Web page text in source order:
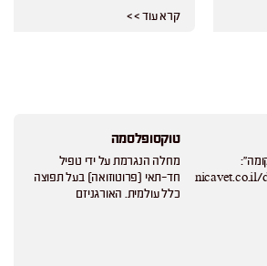
קרא עוד > >
https://www.haclinicavet.co.il/
טוקסופלסמה
מחלה הנגרמת על ידי טפיל
חד-תאי (פרוטוזואה) בעל תפוצה
כלל עולמית. האורגניזם